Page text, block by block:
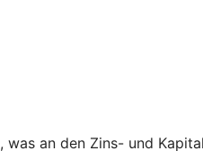
an den Zins- und